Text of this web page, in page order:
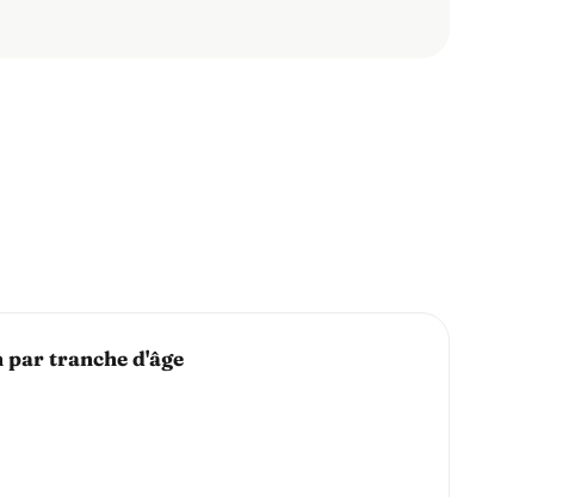
tranche d'âge